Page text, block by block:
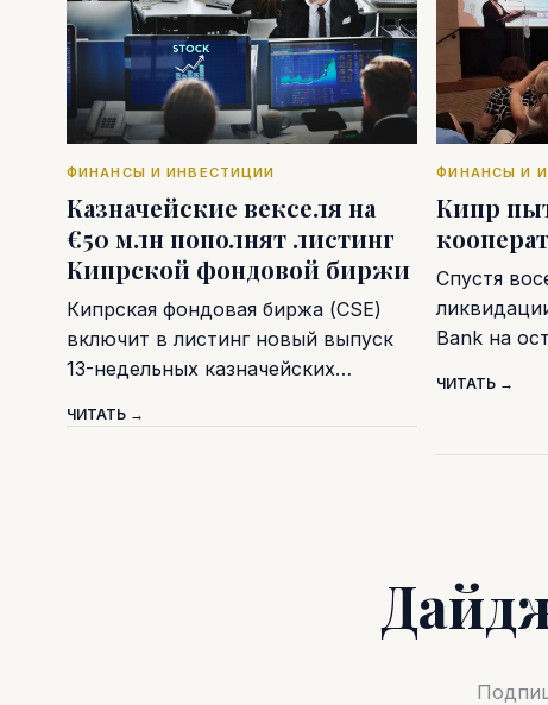
ФИНАНСЫ И ИНВЕСТИЦИИ
Казначейские векселя на
€50 млн пополнят листинг
Кипрской фондовой биржи
Кипрская фондовая биржа (CSE)
включит в листинг новый выпуск
13-недельных казначейских…
ЧИТАТЬ →
ФИНАНСЫ И
Кипр
Спустя
Bank на
ЧИТАТЬ →